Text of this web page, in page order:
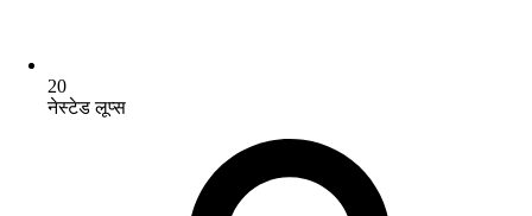
20
नेस्टेड लूप्स